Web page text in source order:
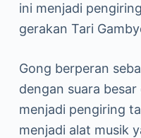
ini menjadi
gerakan Tari
Gong berperan
dengan suara
menjadi pengiring
menjadi alat musik